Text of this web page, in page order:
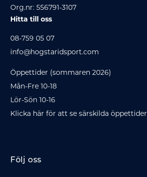
Org.nr: 556791-3107
Hitta till oss
08-759 05 07
info@hogstaridsport.com
Öppettider (sommaren 2026)
Mån-Fre 10-18
Lör-Sön 10-16
Klicka här för att se särskilda öppettider
Följ oss